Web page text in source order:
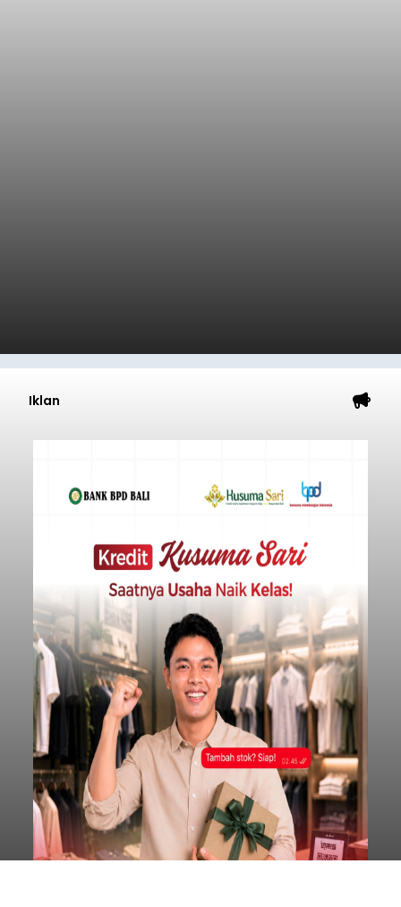
Iklan